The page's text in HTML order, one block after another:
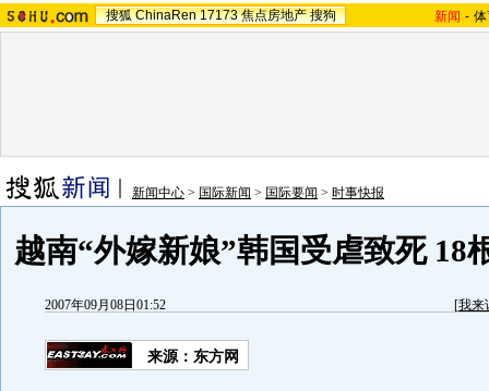
搜狐 ChinaRen 17173 焦点房地产 搜狗 新闻 -
新闻中心 > 国际新闻 > 国际要闻 > 时事快报
越南“外嫁新娘”韩国受虐致死 18
2007年09月08日01:52 [我来
来源：东方网